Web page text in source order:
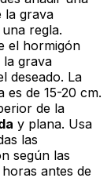
la grava
regla.
el hormigón
la grava
deseado. La
es de 15-20 cm.
de la
y plana. Usa
las
según las
antes de